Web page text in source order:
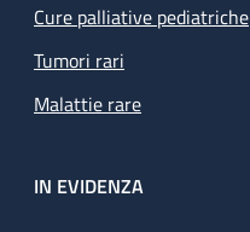
Cure palliative pediatriche
Tumori rari
Malattie rare
IN EVIDENZA